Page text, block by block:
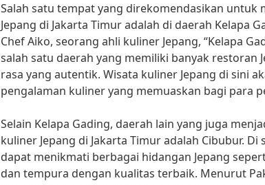
Salah satu tempat yang direkomendasikan untuk
Jepang di Jakarta Timur adalah di daerah Kelapa
Chef Aiko, seorang ahli kuliner Jepang, “Kelapa
salah satu daerah yang memiliki banyak restoran
rasa yang autentik. Wisata kuliner Jepang di sini
pengalaman kuliner yang memuaskan bagi para
Selain Kelapa Gading, daerah lain yang juga
kuliner Jepang di Jakarta Timur adalah Cibubur.
dapat menikmati berbagai hidangan Jepang
dan tempura dengan kualitas terbaik. Menurut